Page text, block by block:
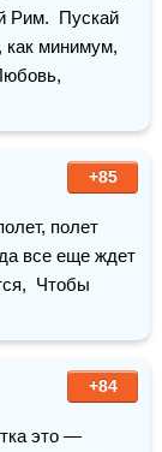
Рим.  Пускай
как минимум,
+85
полет
все еще ждет
Чтобы
+84
это —